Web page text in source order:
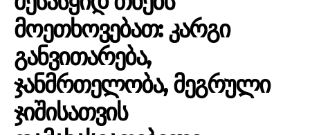
ᲛᲝᲔᲗᲮᲝᲕᲔᲑᲐᲗ: ᲙᲐᲠᲒᲘ
ᲒᲐᲜᲕᲘᲗᲐᲠᲔᲑᲐ,
ᲯᲐᲜᲛᲠᲗᲔᲚᲝᲑᲐ, ᲛᲔᲒᲠᲣᲚᲘ
ᲯᲘᲨᲘᲡᲐᲗᲕᲘᲡ